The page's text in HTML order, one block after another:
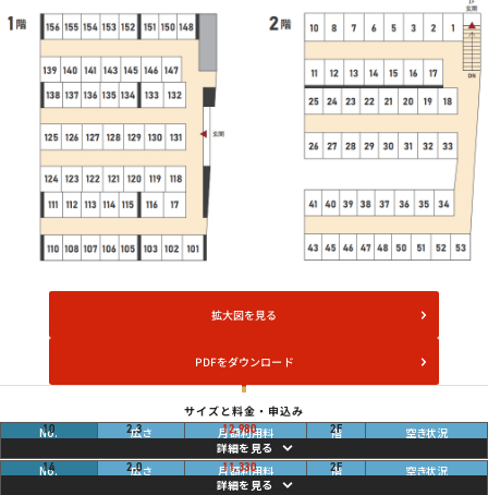
拡大図を見る
PDFをダウンロード
サイズと料金・申込み
10 2.3畳 12,980円 2F ご利用中
14 2.0畳 11,330円 2F ご利用中